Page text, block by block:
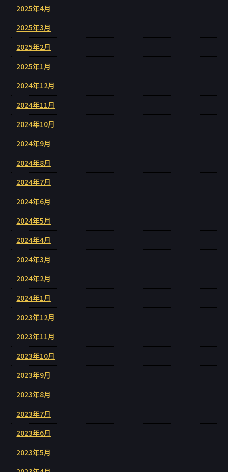
2025年4月
2025年3月
2025年2月
2025年1月
2024年12月
2024年11月
2024年10月
2024年9月
2024年8月
2024年7月
2024年6月
2024年5月
2024年4月
2024年3月
2024年2月
2024年1月
2023年12月
2023年11月
2023年10月
2023年9月
2023年8月
2023年7月
2023年6月
2023年5月